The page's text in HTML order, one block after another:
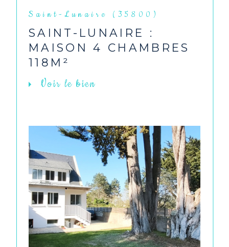
Saint-Lunaire (35800)
SAINT-LUNAIRE :
MAISON 4 CHAMBRES
118M²
Voir le bien